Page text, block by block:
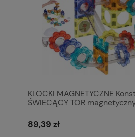
KLOCKI MAGNETYCZNE
ŚWIECĄCY TOR
89,39 zł